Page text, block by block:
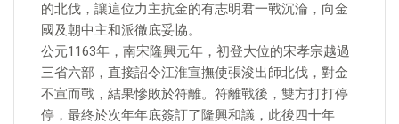
的北伐，讓這位力主抗金的有志明君一戰沉淪，向金
國及朝中主和派徹底妥協。
公元1163年，南宋隆興元年，初登大位的宋孝宗越過
三省六部，直接詔令江淮宣撫使張浚出師北伐，對金
不宣而戰，結果慘敗於符離。符離戰後，雙方打打停
停，最終於次年年底簽訂了隆興和議，此後四十年